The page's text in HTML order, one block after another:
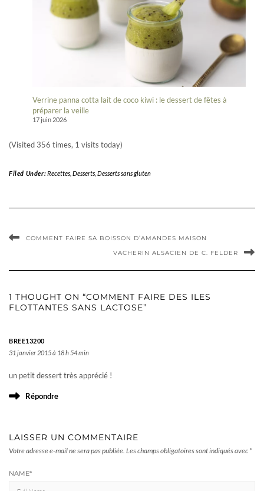
Verrine panna cotta lait de coco kiwi : le dessert de fêtes à
préparer la veille
17 juin 2026
(Visited 356 times, 1 visits today)
Filed Under:Recettes, Desserts, Desserts sans gluten
COMMENT FAIRE SA BOISSON D’AMANDES MAISON
VACHERIN ALSACIEN DE C. FELDER
1 THOUGHT ON “COMMENT FAIRE DES ILES
FLOTTANTES SANS LACTOSE”
BREE13200
31 janvier 2015 à 18 h 54 min
un petit dessert très apprécié !
Répondre
LAISSER UN COMMENTAIRE
Votre adresse e-mail ne sera pas publiée. Les champs obligatoires sont indiqués avec *
NAME*